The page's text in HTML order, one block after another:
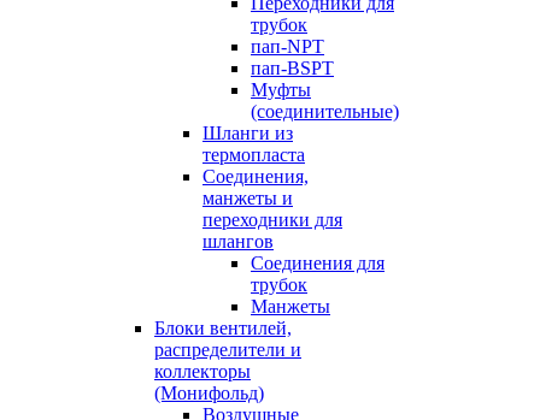
трубок
пап-NPT
пап-BSPT
Муфты
(соединительные)
Шланги из
термопласта
Соединения,
манжеты и
переходники для
шлангов
Соединения для
трубок
Манжеты
Блоки вентилей,
распределители и
коллекторы
(Монифольд)
Воздушные